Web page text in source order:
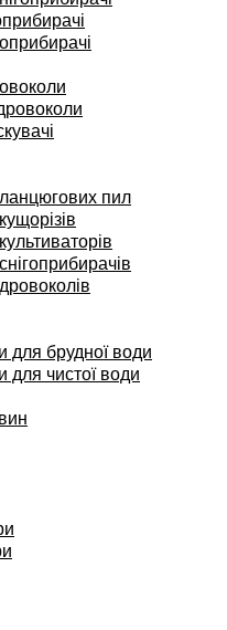
пил
для брудної води
для чистої води